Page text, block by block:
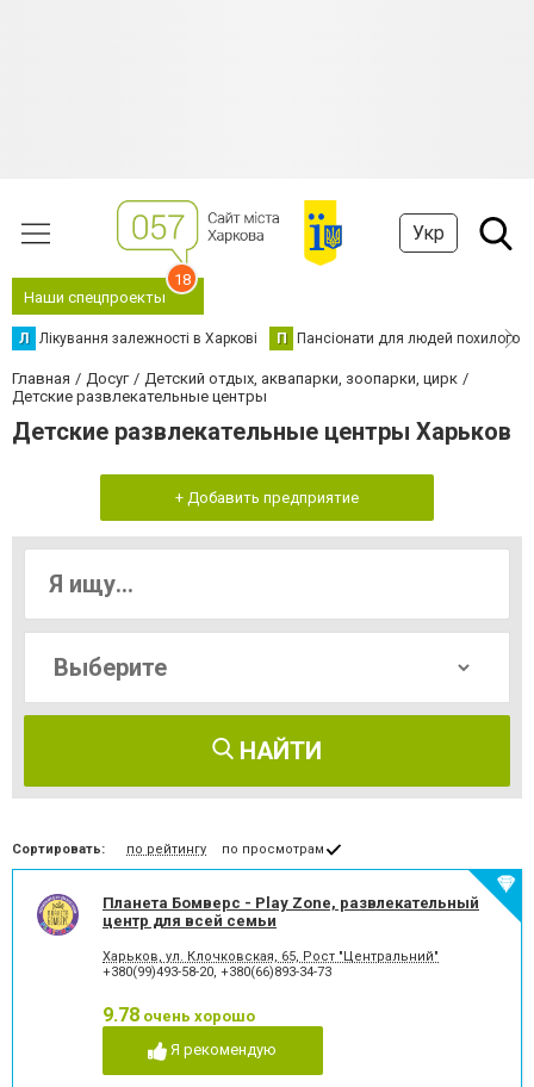
Укр
Наши спецпроекты
18
Л Лікування залежності в Харкові П Пансіонати для людей похилого
Главная Досуг
Детский отдых, аквапарки, зоопарки, цирк
Детские развлекательные центры
Детские развлекательные центры Харьков
+ Добавить предприятие
НАЙТИ
Сортировать: по рейтингу по просмотрам
Планета Бомверс - Play Zone, развлекательный
центр для всей семьи
Харьков, ул. Клочковская, 65, Рост "Центральний"
+380(99)493-58-20, +380(66)893-34-73
9.78 очень хорошо
Я рекомендую